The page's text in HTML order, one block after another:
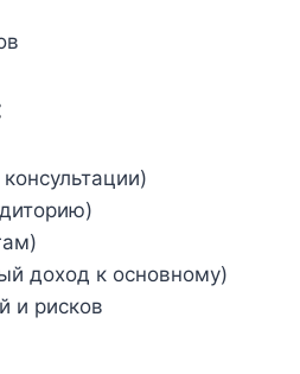
доход к основному)
и рисков